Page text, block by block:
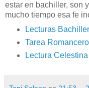
estar en bachiller, son
mucho tiempo esa fe
Lecturas
Tarea Romancero
Lectura Celestina